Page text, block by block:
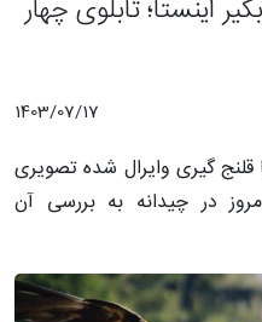
اینستا؛ تابلوی چهار
1403/07/17
قلنج گیری وایرال شده تصویری
در چیدانه به بررسی آن